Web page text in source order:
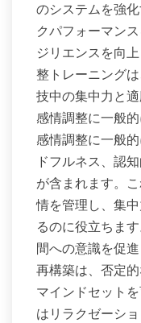
のシステムを強
クパフォーマン
ジリエンスを向
整トレーニング
技中の集中力と
感情調整に一般
感情調整に一般
ドフルネス、認
が含まれます。
情を管理し、集
るのに役立ちま
間への意識を促
再構築は、否定
マインドセット
はリラクゼーシ